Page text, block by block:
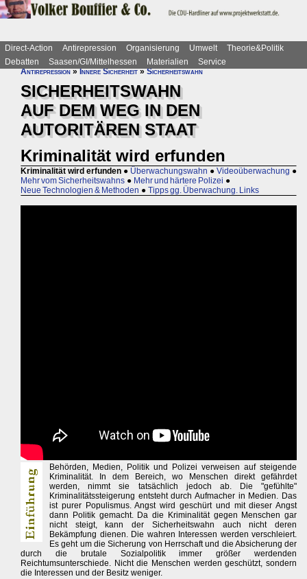
Direct-Action Antirepression Organisierung Umwelt
Theorie&Politik
Debatten
Saasen/GI/Mittelhessen Materialien
Service
Antirepression»Innere Sicherheit»Sicherheitswahn
SICHERHEITSWAHN
AUF DEM WEG IN DEN
AUTORITÄREN STAAT
Kriminalität wird erfunden
Kriminalität wird erfunden ● Überwachungswahn ● Videoüberwachung ●
Mehr vom Sicherheitswahns ● Mehr und härtere Polizei ●
Neue Technologien & Methoden ● Tipps gg. Überwachung. Links
Behörden, Medien, Politik und Polizei verweisen auf steigende
Kriminalität. In dem Bereich, wo Menschen direkt gefährdet
werden, nimmt sie tatsächlich jedoch ab. Die "gefühlte"
Kriminalitätssteigerung entsteht durch Aufmacher in Medien. Das
ist purer Populismus. Angst wird geschürt und mit dieser Angst
dann Politik gemacht. Da die Kriminalität gegen Menschen gar
nicht steigt, kann der Sicherheitswahn auch nicht deren
Bekämpfung dienen. Die wahren Interessen werden verschleiert.
Es geht um die Sicherung von Herrschaft und die Absicherung der
durch die brutale Sozialpolitik immer größer werdenden
Reichtumsunterschiede. Nicht die Menschen werden geschützt, sondern
die Interessen und der Besitz weniger.